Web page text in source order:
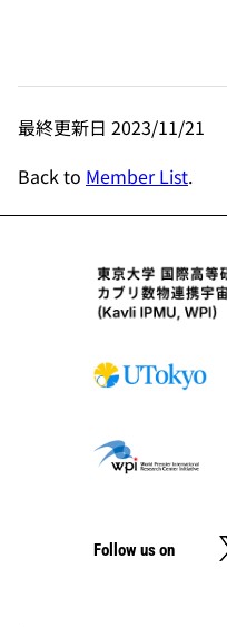
最終更新日 2023/11/21
Back to Member List.
Follow us on